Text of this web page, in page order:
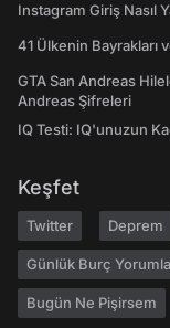
Instagram Giriş Nasıl
41 Ülkenin Bayrakları
GTA San Andreas
Andreas Şifreleri
IQ Testi: IQ'unuzun
Keşfet
Twitter Deprem
Günlük Burç
Bugün Ne Pişirsem